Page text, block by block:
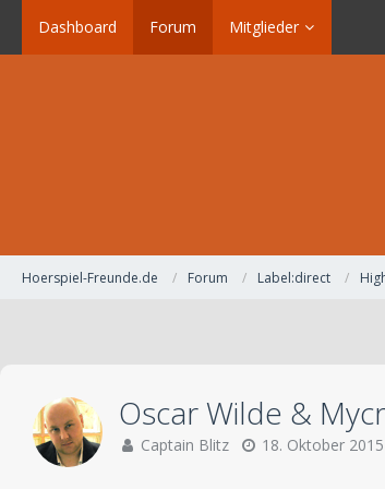
Dashboard Forum Mitglieder
Hoerspiel-Freunde.de Forum Label:direct
Oscar Wilde &
Captain Blitz 18. Oktober 2015